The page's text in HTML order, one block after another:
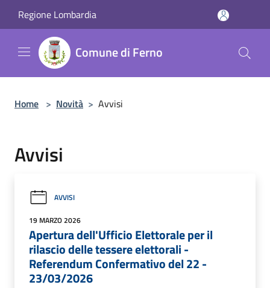
Regione Lombardia
Comune di Ferno
Home > Novità > Avvisi
Avvisi
AVVISI
19 MARZO 2026
Apertura dell'Ufficio Elettorale per il
rilascio delle tessere elettorali -
Referendum Confermativo del 22 -
23/03/2026